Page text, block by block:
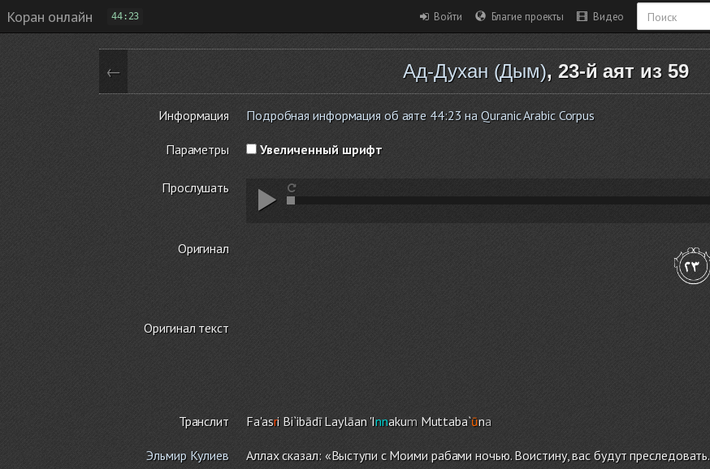
Коран онлайн 44:23 Войти Благие проекты Видео
← Ад-Духан (Дым), 23-й аят из 59
Информация Подробная информация об аяте 44:23 на Quranic Arabic Corpus
Параметры Увеличенный шрифт
Прослушать
Оригинал
Оригинал текст
Транслит Fa'asri Bi`ibādī Laylāan 'InnakumMuttaba`ūna
Эльмир Кулиев Аллах сказал: «Выступи с Моими рабами ночью. Воистину, вас будут преследовать.